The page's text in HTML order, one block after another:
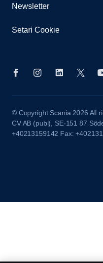
Newsletter
Setari Cookie
© Copyright Scania 2026 All
CV AB (publ), SE-151 87
+40213159142 Fax: